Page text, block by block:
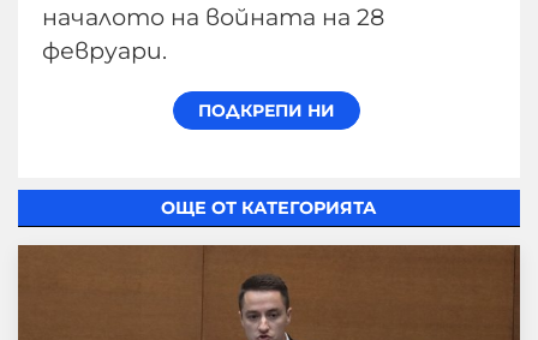
началото на войната на 28
февруари.
ОЩЕ ОТ КАТЕГОРИЯТА